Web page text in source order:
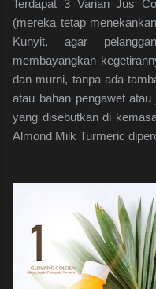
Terdapat 3 Varian Jus
(mereka tetap
Kunyit, agar
membayangkan
dan murni, tanpa ada
atau bahan pengawet
yang disebutkan di
Almond Milk Turmeric